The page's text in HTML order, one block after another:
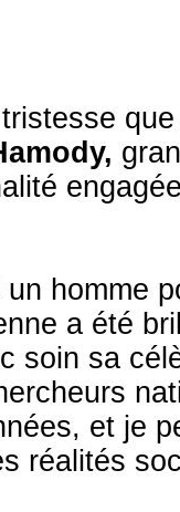
un homme
a été
soin sa
et je
réalités